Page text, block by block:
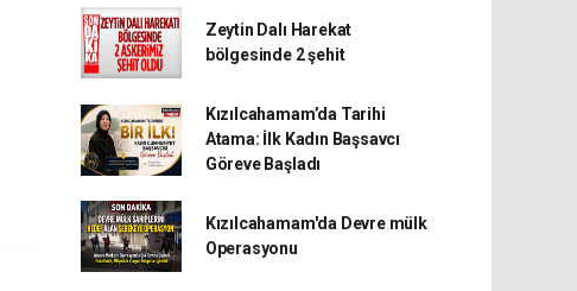
Zeytin Dalı Harekat
bölgesinde 2 şehit
Kızılcahamam’da Tarihi
Atama: İlk Kadın Başsavcı
Göreve Başladı
Kızılcahamam'da Devre mülk
Operasyonu